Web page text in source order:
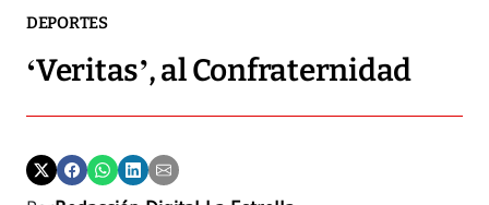
DEPORTES
‘Veritas’, al Confraternidad